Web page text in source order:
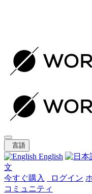
言語
English
文
今すぐ購入
ログイン
コミュニティ